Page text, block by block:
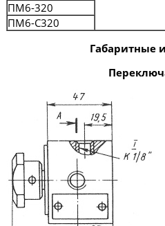
ПМ6-320
ПМ6-С320
Габаритные